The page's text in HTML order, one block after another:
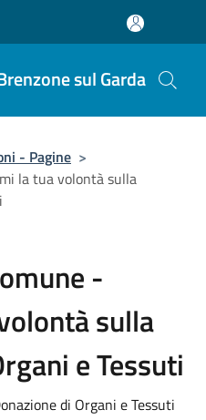
sul Garda
- Pagine >
la tua volontà sulla
-
sulla
e Tessuti
di Organi e Tessuti